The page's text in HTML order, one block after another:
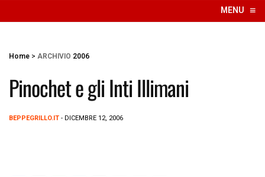
MENU ≡
☰
Home > ARCHIVIO 2006
Pinochet e gli Inti Illimani
BEPPEGRILLO.IT - DICEMBRE 12, 2006